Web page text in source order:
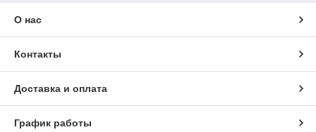
О нас
Контакты
Доставка и оплата
График работы